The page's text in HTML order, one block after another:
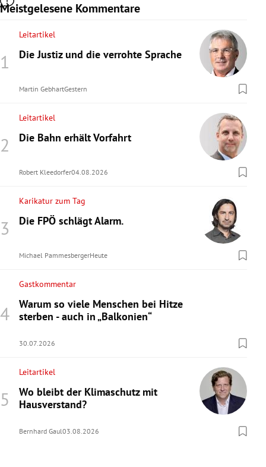
Meistgelesene Kommentare
Leitartikel
Die Justiz und die verrohte Sprache
Martin GebhartGestern
Leitartikel
Die Bahn erhält Vorfahrt
Robert Kleedorfer04.08.2026
Karikatur zum Tag
Die FPÖ schlägt Alarm.
Michael PammesbergerHeute
Gastkommentar
Warum so viele Menschen bei Hitze
sterben - auch in „Balkonien“
30.07.2026
Leitartikel
Wo bleibt der Klimaschutz mit
Hausverstand?
Bernhard Gaul03.08.2026